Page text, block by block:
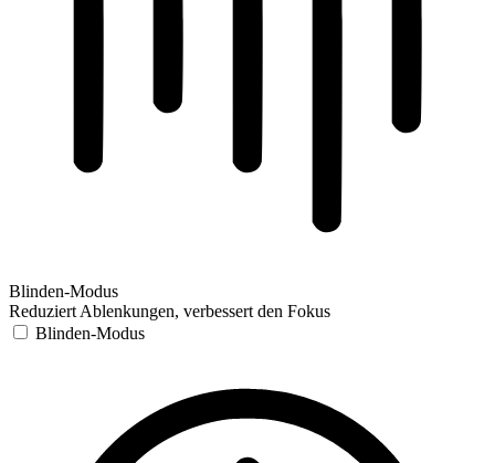
Blinden-Modus
Reduziert Ablenkungen, verbessert den Fokus
Blinden-Modus